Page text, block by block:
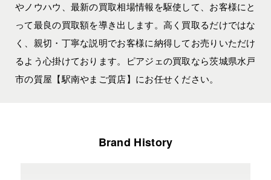
やノウハウ、最新の買取相場情報を駆使して、お客様にと
って最良の買取額を導き出します。高く買取るだけではな
く、親切・丁寧な説明でお客様に納得してお売りいただけ
るよう心掛けております。ピアジェの買取なら茨城県水戸
市の質屋【駅南やまご質店】にお任せください。
Brand History